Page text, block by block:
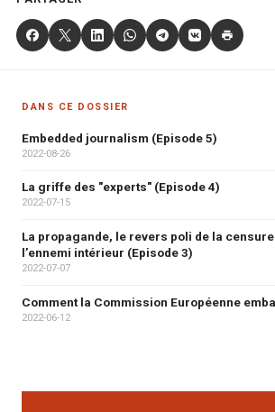
DANS CE DOSSIER
Embedded journalism (Episode 5)
2022-08-26
La griffe des "experts" (Episode 4)
2022-07-15
La propagande, le revers poli de la
l’ennemi intérieur (Episode 3)
2022-07-07
Comment la Commission Européenne
2022-06-12